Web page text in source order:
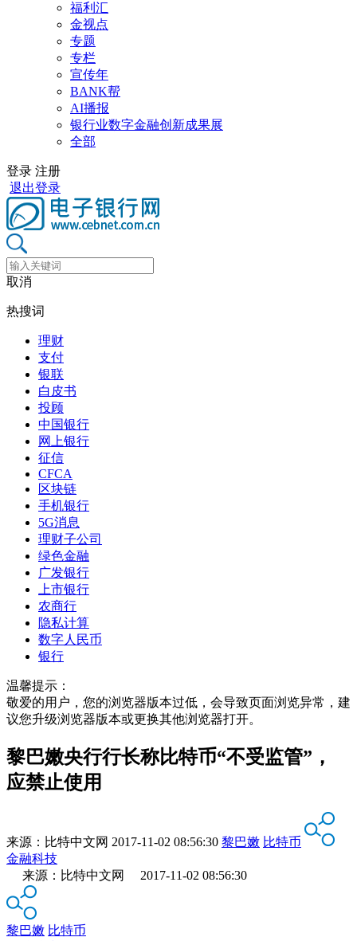
福利汇
金视点
专题
专栏
宣传年
BANK帮
AI播报
银行业数字金融创新成果展
全部
登录 注册
退出登录
取消
热搜词
理财
支付
银联
白皮书
投顾
中国银行
网上银行
征信
CFCA
区块链
手机银行
5G消息
理财子公司
绿色金融
广发银行
上市银行
农商行
隐私计算
数字人民币
银行
温馨提示：
敬爱的用户，您的浏览器版本过低，会导致页面浏览异常，建
议您升级浏览器版本或更换其他浏览器打开。
黎巴嫩央行行长称比特币“不受监管”，
应禁止使用
来源： 比特中文网 2017-11-02 08:56:30 黎巴嫩 比特币
金融科技
来源：比特中文网 2017-11-02 08:56:30
黎巴嫩 比特币